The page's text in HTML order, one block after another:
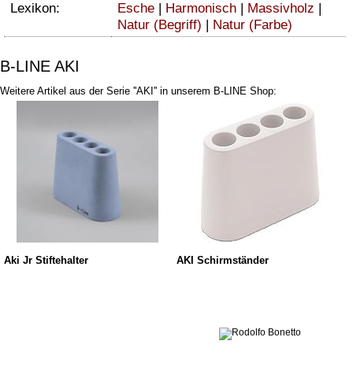
Lexikon:
Esche Harmonisch Massivholz
Natur (Begriff)
Natur (Farbe)
B-LINE AKI
Weitere Artikel aus der Serie ''AKI'' in unserem B-LINE Shop:
Aki Jr Stiftehalter AKI Schirmständer